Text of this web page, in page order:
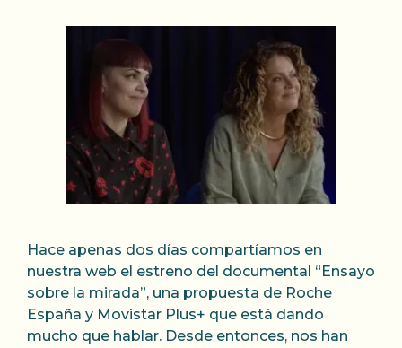
Hace apenas dos días compartíamos en
nuestra web el estreno del documental “Ensayo
sobre la mirada”, una propuesta de Roche
España y Movistar Plus+ que está dando
mucho que hablar. Desde entonces, nos han